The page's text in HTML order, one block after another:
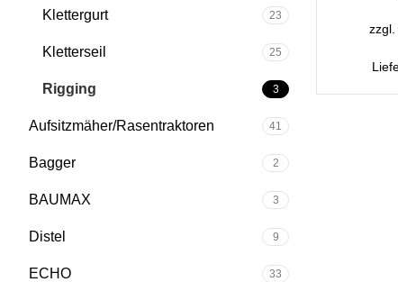
Klettergurt 23
Kletterseil 25
Rigging 3
Aufsitzmäher/Rasentraktoren 41
Bagger 2
BAUMAX 3
Distel 9
ECHO 33